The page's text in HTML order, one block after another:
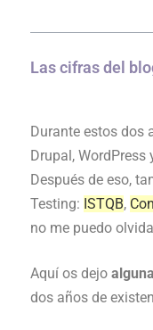
Las cifras del
Durante estos dos
Drupal,
Después de eso,
Testing: ISTQB,
no me puedo
Aquí os dejo
dos años de